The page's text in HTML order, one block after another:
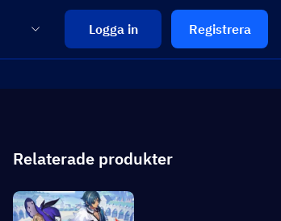
Logga in Registrera
Relaterade produkter